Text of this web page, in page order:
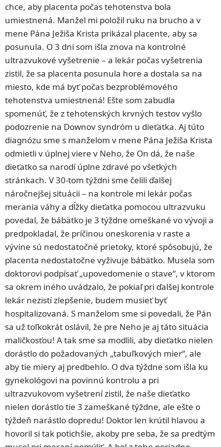
chce, aby placenta počas tehotenstva bola
umiestnená. Manžel mi položil ruku na brucho a v
mene Pána Ježiša Krista prikázal placente, aby sa
posunula. O 3 dni som išla znova na kontrolné
ultrazvukové vyšetrenie – a lekár počas vyšetrenia
zistil, že sa placenta posunula hore a dostala sa na
miesto, kde má byť počas bezproblémového
tehotenstva umiestnená! Ešte som zabudla
spomenúť, že z tehotenských krvných testov vyšlo
podozrenie na Downov syndróm u dieťatka. Aj túto
diagnózu sme s manželom v mene Pána Ježiša Krista
odmietli v úplnej viere v Neho, že On dá, že naše
dieťatko sa narodí úplne zdravé po všetkých
stránkach. V 30-tom týždni sme čelili ďalšej
náročnejšej situácii – na kontrole mi lekár počas
merania váhy a dĺžky dieťatka pomocou ultrazvuku
povedal, že bábätko je 3 týždne omeškané vo vývoji a
predpokladal, že príčinou oneskorenia v raste a
vývine sú nedostatočné prietoky, ktoré spôsobujú, že
placenta nedostatočne vyživuje bábätko. Musela som
doktorovi podpísať „upovedomenie o stave“, v ktorom
sa okrem iného uvádzalo, že pokiaľ pri ďalšej kontrole
lekár nezistí zlepšenie, budem musieť byť
hospitalizovaná. S manželom sme si povedali, že Pán
sa už toľkokrát oslávil, že pre Neho je aj táto situácia
maličkosťou! A tak sme sa modlili, aby dieťatko nielen
dorástlo do požadovaných „tabuľkových mier“, ale
aby tie miery aj predbehlo. O dva týždne som išla ku
gynekológovi na povinnú kontrolu a pri
ultrazvukovom vyšetrení zistil, že naše dieťatko
nielen dorástlo tie 3 zameškané týždne, ale ešte o
týždeň narástlo dopredu! Doktor len krútil hlavou a
hovoril si tak potichšie, akoby pre seba, že sa predtým